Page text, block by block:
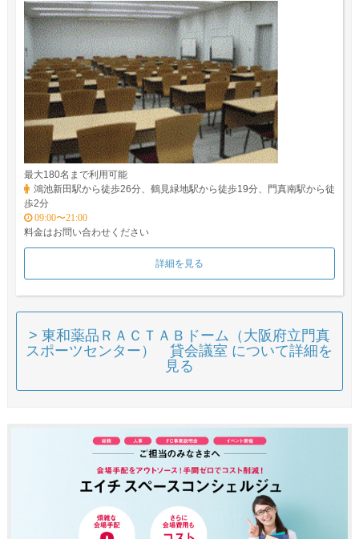
最大180名まで利用可能
鴻池新田駅から徒歩26分、鶴見緑地駅から徒歩19分、門真南駅から徒
歩2分
09:00〜21:00
料金はお問い合わせください
詳細を見る
> 東和薬品ＲＡＣＴＡＢドーム（大阪府立門真
スポーツセンター） 貸会議室 について詳細を
見る